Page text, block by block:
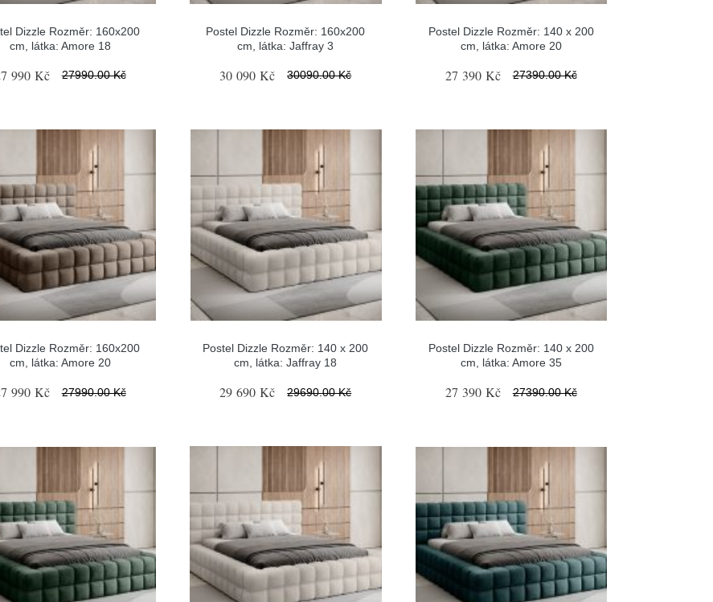
Dizzle Rozměr: 160x200
cm, látka: Amore 18
990 Kč 27990.00 Kč
Postel Dizzle Rozměr: 160x200
cm, látka: Jaffray 3
30 090 Kč 30090.00 Kč
Postel Dizzle Rozměr: 140 x 200
cm, látka: Amore 20
27 390 Kč 27390.00 Kč
Dizzle Rozměr: 160x200
cm, látka: Amore 20
990 Kč 27990.00 Kč
Postel Dizzle Rozměr: 140 x 200
cm, látka: Jaffray 18
29 690 Kč 29690.00 Kč
Postel Dizzle Rozměr: 140 x 200
cm, látka: Amore 35
27 390 Kč 27390.00 Kč